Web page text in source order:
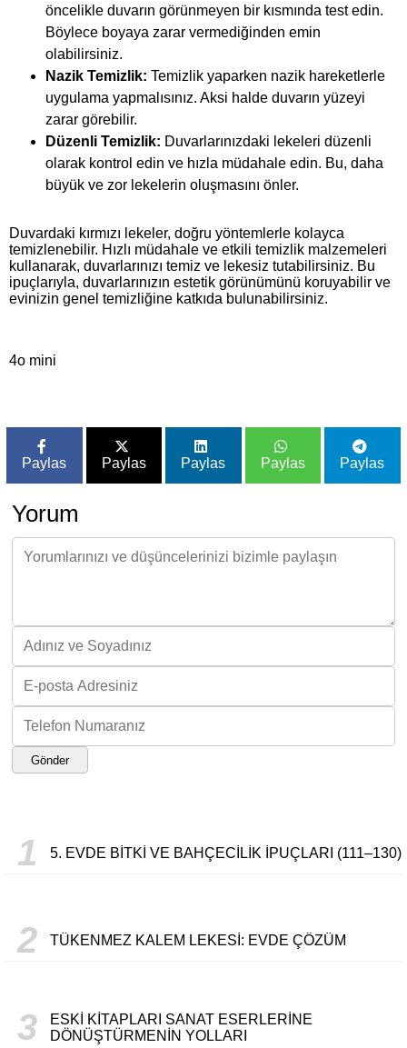
öncelikle duvarın görünmeyen bir kısmında test edin.
Böylece boyaya zarar vermediğinden emin
olabilirsiniz.
Nazik Temizlik: Temizlik yaparken nazik hareketlerle
uygulama yapmalısınız. Aksi halde duvarın yüzeyi
zarar görebilir.
Düzenli Temizlik: Duvarlarınızdaki lekeleri düzenli
olarak kontrol edin ve hızla müdahale edin. Bu, daha
büyük ve zor lekelerin oluşmasını önler.
Duvardaki kırmızı lekeler, doğru yöntemlerle kolayca
temizlenebilir. Hızlı müdahale ve etkili temizlik malzemeleri
kullanarak, duvarlarınızı temiz ve lekesiz tutabilirsiniz. Bu
ipuçlarıyla, duvarlarınızın estetik görünümünü koruyabilir ve
evinizin genel temizliğine katkıda bulunabilirsiniz.
4o mini
Paylas Paylas Paylas Paylas Paylas
Yorum
Gönder
1 5. EVDE BITKI VE BAHÇECILIK İPUÇLARI (111–130)
2 TÜKENMEZ KALEM LEKESI: EVDE ÇÖZÜM
3
ESKI KITAPLARI SANAT ESERLERINE
DÖNÜŞTÜRMENIN YOLLARI